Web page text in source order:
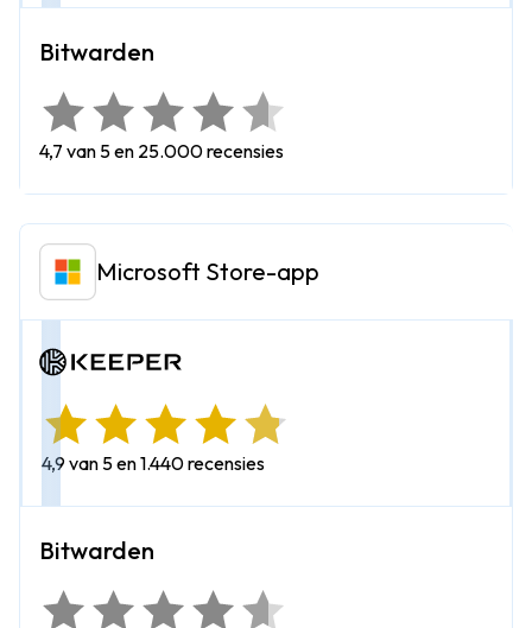
4,7 van 5 en 25.000 recensies
Microsoft Store-app
4,9 van 5 en 1.440 recensies